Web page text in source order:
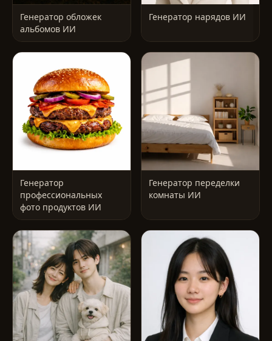
Генератор обложек
альбомов ИИ
Генератор нарядов ИИ
Генератор
профессиональных
фото продуктов ИИ
Генератор переделки
комнаты ИИ